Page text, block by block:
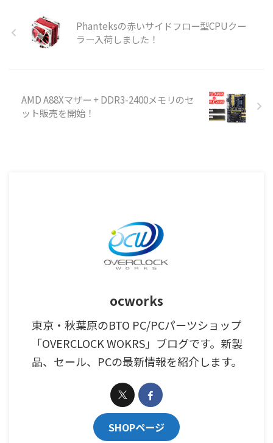
Phanteksの赤いサイドフロー型CPUクー
ラー入荷しました！
AMD A88Xマザー + DDR3-2400メモリのセ
ット販売を開始！
ocworks
東京・秋葉原のBTO PC/PCパーツショップ
「OVERCLOCK WOKRS」ブログです。新製
品、セール、PCの最新情報を紹介します。
SHOPページ